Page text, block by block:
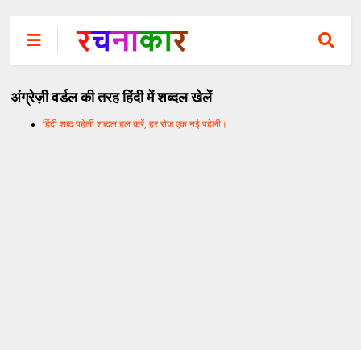
अंग्रेज़ी वर्डल की तरह हिंदी में शब्दल खेलें
हिंदी शब्द पहेली शब्दल हल करें, हर रोज एक नई पहेली।